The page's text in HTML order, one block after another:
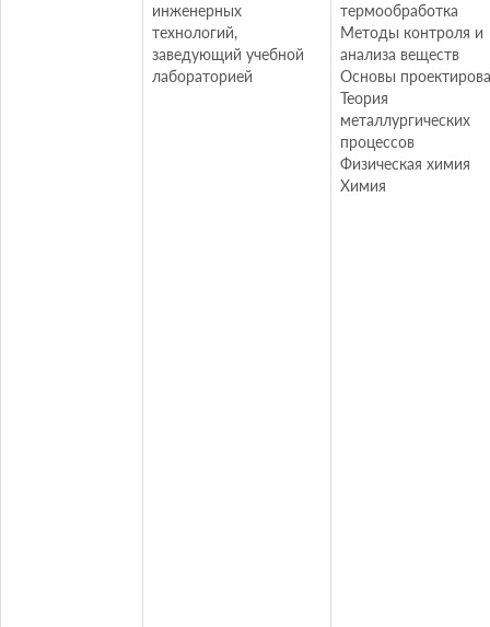
инженерных
технологий,
заведующий учебной
лабораторией
термообработка
Методы контроля и
анализа веществ
Основы
Теория
металлургических
процессов
Физическая химия
Химия